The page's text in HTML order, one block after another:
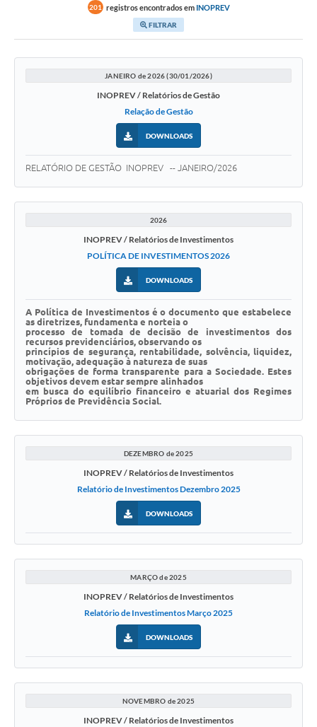
Cadeia Integrada de Valor
Instrumentos de Gestão - SAÚDE
Plano Estratégico
LGPD - Governo Digital
licenciamento ambiental
Fale conosco
Perguntas e respostas frequentes
201 registros encontrados em INOPREV
FILTRAR
JANEIRO de 2026 (30/01/2026)
INOPREV / Relatórios de Gestão
Relação de Gestão
DOWNLOADS
RELATÓRIO DE GESTÃO INOPREV -- JANEIRO/2026
2026
INOPREV / Relatórios de Investimentos
POLÍTICA DE INVESTIMENTOS 2026
DOWNLOADS
A Política de Investimentos é o documento que estabelece
as diretrizes, fundamenta e norteia o
processo de tomada de decisão de investimentos dos
recursos previdenciários, observando os
princípios de segurança, rentabilidade, solvência, liquidez,
motivação, adequação à natureza de suas
obrigações de forma transparente para a Sociedade. Estes
objetivos devem estar sempre alinhados
em busca do equilíbrio financeiro e atuarial dos Regimes
Próprios de Previdência Social.
DEZEMBRO de 2025
INOPREV / Relatórios de Investimentos
Relatório de Investimentos Dezembro 2025
DOWNLOADS
MARÇO de 2025
INOPREV / Relatórios de Investimentos
Relatório de Investimentos Março 2025
DOWNLOADS
NOVEMBRO de 2025
INOPREV / Relatórios de Investimentos